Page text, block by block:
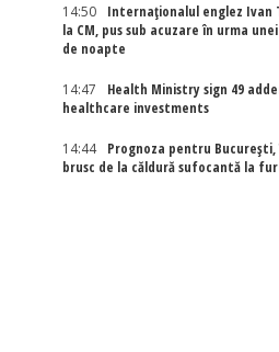
14:50
Internaţionalul englez Ivan
la CM, pus sub acuzare în urma
de noapte
14:47
Health Ministry sign 49
healthcare investments
14:44
Prognoza pentru
brusc de la căldură sufocantă la